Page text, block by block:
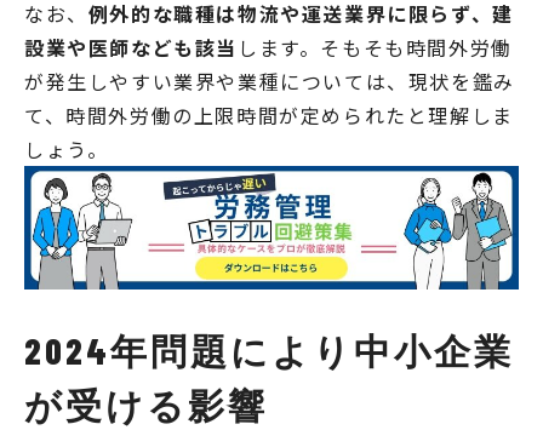
なお、 例外的な職種は物流や運送業界に限らず、建
設業や医師なども該当 します。そもそも時間外労働
が発生しやすい業界や業種については、現状を鑑み
て、時間外労働の上限時間が定められたと理解しま
しょう。
2024年問題により中小企業
が受ける影響